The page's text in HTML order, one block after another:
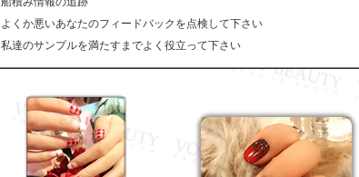
よくか悪いあなたのフィードバックを点検して下さい
私達のサンプルを満たすまでよく役立って下さい